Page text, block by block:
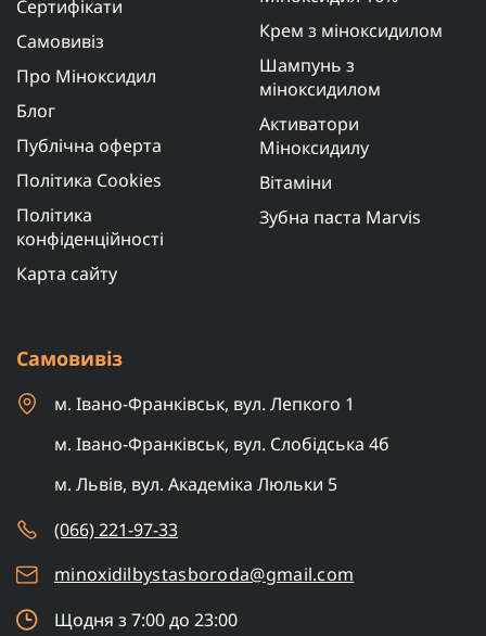
Сертифікати
Самовивіз
Про Міноксидил
Блог
Публічна оферта
Політика Cookies
Політика
конфіденційності
Карта сайту
Крем з міноксидилом
Шампунь з
міноксидилом
Активатори
Міноксидилу
Вітаміни
Зубна паста Marvis
Самовивіз
м. Івано-Франківськ, вул. Лепкого 1
м. Івано-Франківськ, вул. Слобідська 4б
м. Львів, вул. Академіка Люльки 5
(066) 221-97-33
minoxidilbystasboroda@gmail.com
Щодня з 7:00 до 23:00